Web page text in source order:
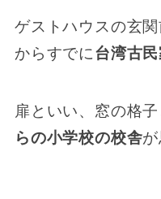
ゲストハウスの玄
からすでに台湾古
扉といい、窓の格
らの小学校の校舎